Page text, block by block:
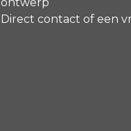
Direct contact of een